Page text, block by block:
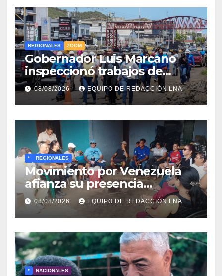
REGIONALES ZOOM
Gobernador Luis Marcano
inspeccionó trabajos de
rehabilitación en al Av.
Intercomunal
08/08/2026 EQUIPO DE REDACCIÓN LNA
* REGIONALES
Movimiento por Venezuela
afianza su presencia
comunitaria en La Ponderosa
y otras comunidades de
Anzoátegui
08/08/2026 EQUIPO DE REDACCIÓN LNA
* NACIONALES